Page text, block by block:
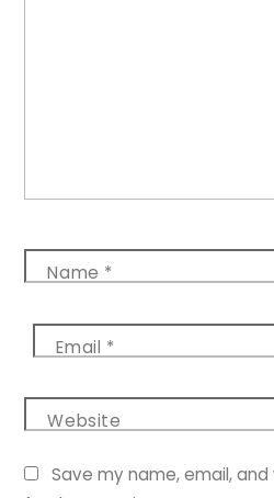
Name *
Email *
Website
Save my name, email,